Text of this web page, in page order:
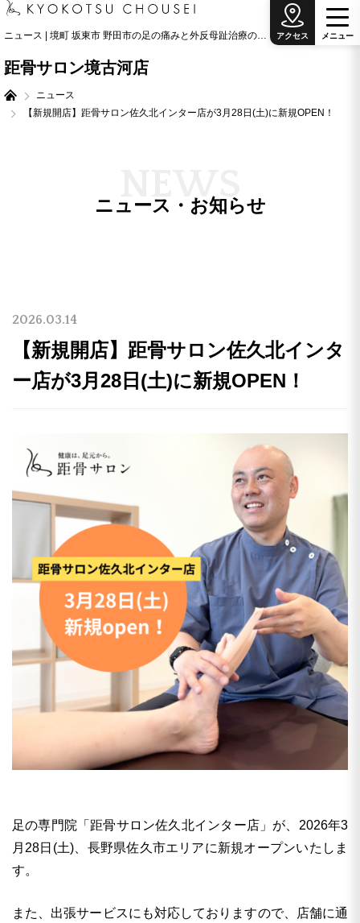
ニュース | 境町 坂東市 野田市の足の痛みと外反母趾治療の専門院
距骨サロン境古河店
ニュース
【新規開店】距骨サロン佐久北インター店が3月28日(土)に新規OPEN！
メニ ュ ー
アクセス
ニュース・お知らせ
W S
2026.03.14
【新規開店】距骨サロン佐久北インタ
ー店が3月28日(土)に新規OPEN！
足の専門院「距骨サロン佐久北インター店」が、2026年3
月28日(土)、長野県佐久市エリアに新規オープンいたしま
す。
また、出張サービスにも対応しておりますので、店舗に通